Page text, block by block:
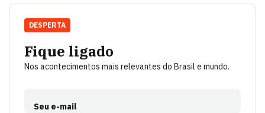
Fique ligado
Nos acontecimentos mais relevantes do Brasil e mundo.
Seu e-mail
DESPERTA